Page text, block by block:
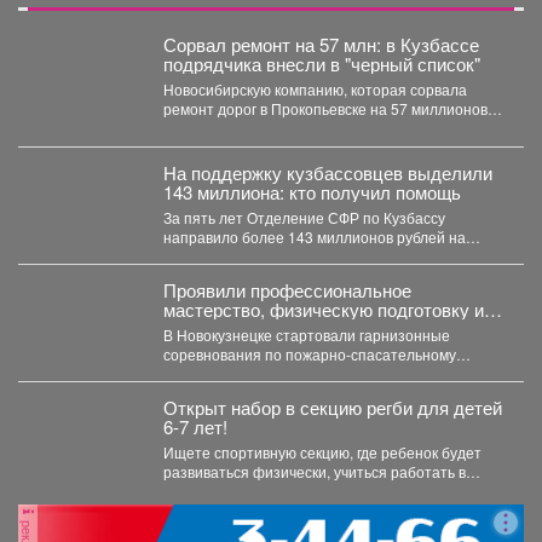
Сорвал ремонт на 57 млн: в Кузбассе
подрядчика внесли в "черный список"
Новосибирскую компанию, которая сорвала
ремонт дорог в Прокопьевске на 57 миллионов
На поддержку кузбассовцев выделили
143 миллиона: кто получил помощь
За пять лет Отделение СФР по Кузбассу
направило более 143 миллионов рублей на
Проявили профессиональное
мастерство, физическую подготовку и
командный дух.
В Новокузнецке стартовали гарнизонные
соревнования по пожарно-спасательному
Открыт набор в секцию регби для детей
6-7 лет!
Ищете спортивную секцию, где ребенок будет
развиваться физически, учиться работать в